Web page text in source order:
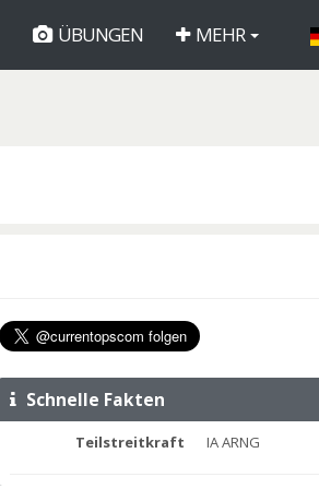
ÜBUNGEN MEHR
Schnelle Fakten
Teilstreitkraft IA ARNG